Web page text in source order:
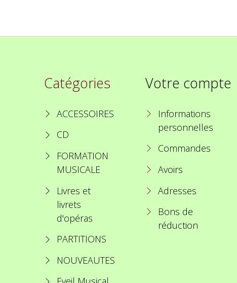
Catégories
ACCESSOIRES
CD
FORMATION
MUSICALE
Livres et
livrets
d'opéras
PARTITIONS
NOUVEAUTES
Votre compte
Informations
personnelles
Commandes
Avoirs
Adresses
Bons de
réduction